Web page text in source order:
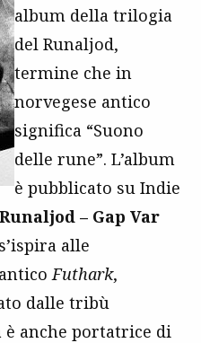
album della trilogia
del Runaljod,
termine che in
norvegese antico
significa “Suono
delle rune”. L’album
è pubblicato su Indie
Runaljod – Gap Var
alle
Futhark,
dalle tribù
anche portatrice di